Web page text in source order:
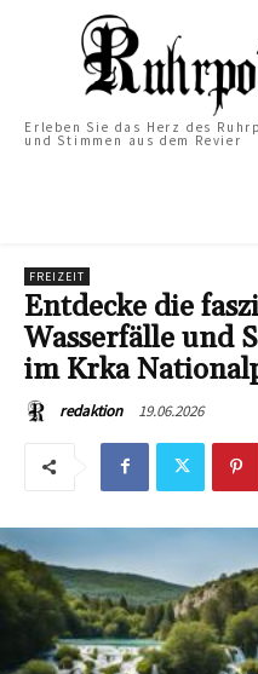
Erleben Sie das Herz des
und Stimmen aus dem Revier
FREIZEIT
Entdecke die
Wasserfälle und
im Krka
redaktion 19.06.2026